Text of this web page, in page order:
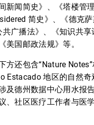
新闻简史》、《塔楼管
简史》、《德克萨
共广播法》、《知识共
美国邮政法规》等。
方还包含“Nature
Estacado 地区的自然
及德州数据中心用水报
、社区医疗工作者与医